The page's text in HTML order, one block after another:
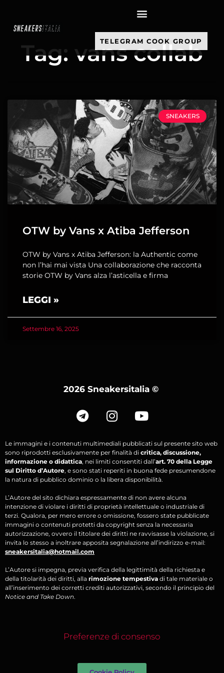
TELEGRAM COOK GROUP
Tag: vans collab
SNEAKERS
OTW by Vans x Atiba Jefferson
OTW by Vans x Atiba Jefferson: la Authentic come
non l’hai mai vista Una collaborazione che racconta
storie OTW by Vans alza l’asticella e firma
LEGGI »
Settembre 16, 2025
2026 Sneakersitalia ©
Le immagini e i contenuti multimediali pubblicati sul presente sito web
sono riprodotti esclusivamente per finalità di critica, discussione,
informazione o didattica, nei limiti consentiti dall’art. 70 della Legge
sul Diritto d’Autore, e sono stati reperiti in buona fede presumendone
la natura di pubblico dominio o la libera disponibilità.
L’Autore del sito dichiara espressamente di non avere alcuna
intenzione di violare i diritti di proprietà intellettuale o industriale di
terzi. Qualora, per mero errore o omissione, fossero state pubblicate
immagini o contenuti protetti da copyright senza la necessaria
autorizzazione, ovvero il titolare dei diritti ne ravvisasse la violazione, si
invita lo stesso a inoltrare apposita segnalazione all’indirizzo e-mail:
sneakersitalia@hotmail.com
L’Autore si impegna, previa verifica della legittimità della richiesta e
della titolarità dei diritti, alla rimozione tempestiva di tale materiale o
all’inserimento dei corretti crediti autorizzativi, secondo il principio del
Notice and Take Down.
Preferenze di consenso